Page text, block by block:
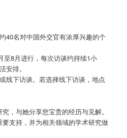
40名对中国外交官有浓厚兴趣的个
至8月进行，每次访谈约持续1小
安排。
线下访谈。若选择线下访谈，地点
，与她分享您宝贵的经历与见解。
支持，并为相关领域的学术研究做